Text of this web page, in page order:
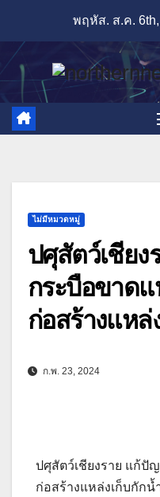
content
พฤหัส. ส.ค.
ไม่มีหมวดหมู่
ปศุสัตว์เชีย
กระบือขาดแ
ก่อสร้างแหล่
ก.พ. 23, 2024
ปศุสัตว์เชียงราย แก้ปั
ก่อสร้างแหล่งเก็บกักน้